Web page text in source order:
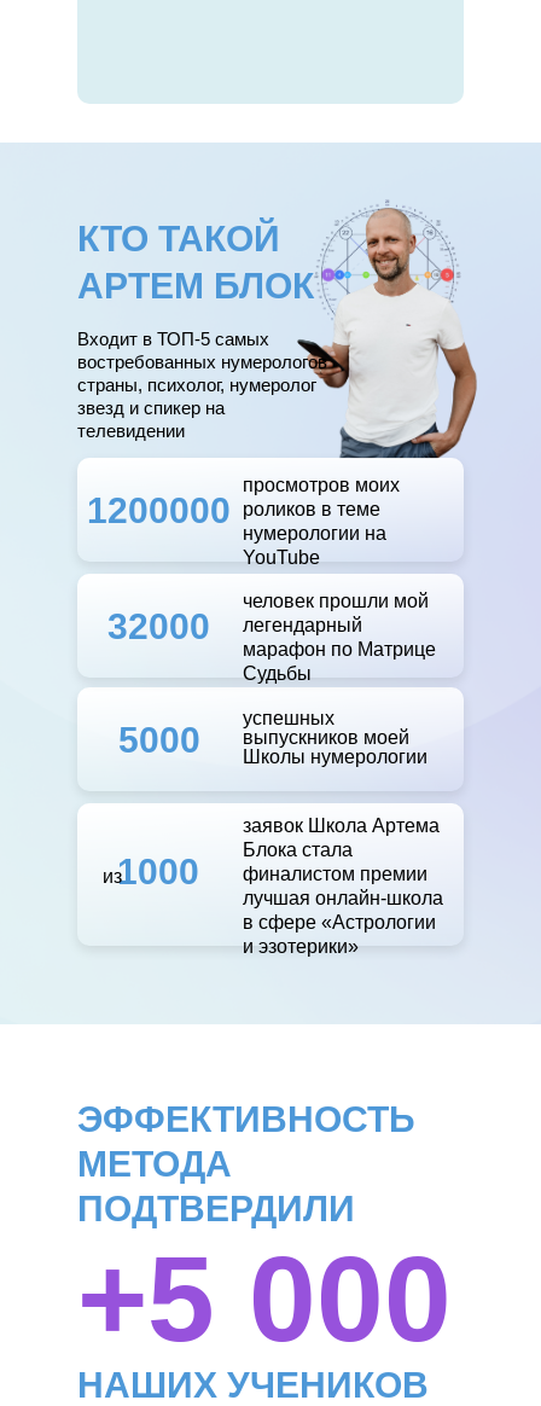
КТО ТАКОЙ
АРТЕМ БЛОК
просмотров моих
роликов в теме
нумерологии на
YouTube
успешных
выпускников моей
Школы нумерологии
человек прошли мой
легендарный
марафон по Матрице
Судьбы
заявок Школа Артема
Блока стала
финалистом премии
лучшая онлайн-школа
в сфере «Астрологии
и эзотерики»
1200000
5000
32000
1000
Входит в ТОП-5 самых
востребованных нумерологов
страны, психолог, нумеролог
звезд и спикер на
телевидении
из
ЭФФЕКТИВНОСТЬ
МЕТОДА
ПОДТВЕРДИЛИ
+5 000
НАШИХ УЧЕНИКОВ